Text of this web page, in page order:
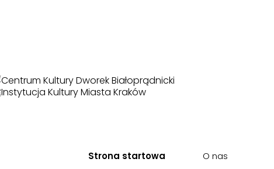
Centrum Kultury Dworek Białoprądnicki
Instytucja Kultury Miasta Kraków
Strona startowa O nas